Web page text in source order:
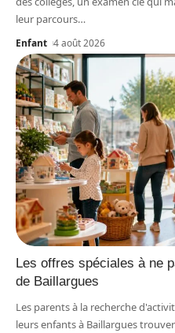
leur parcours…
Enfant 4 août 2026
Les offres spéciales à ne
de Baillargues
Les parents à la recherche
leurs enfants à Baillargues